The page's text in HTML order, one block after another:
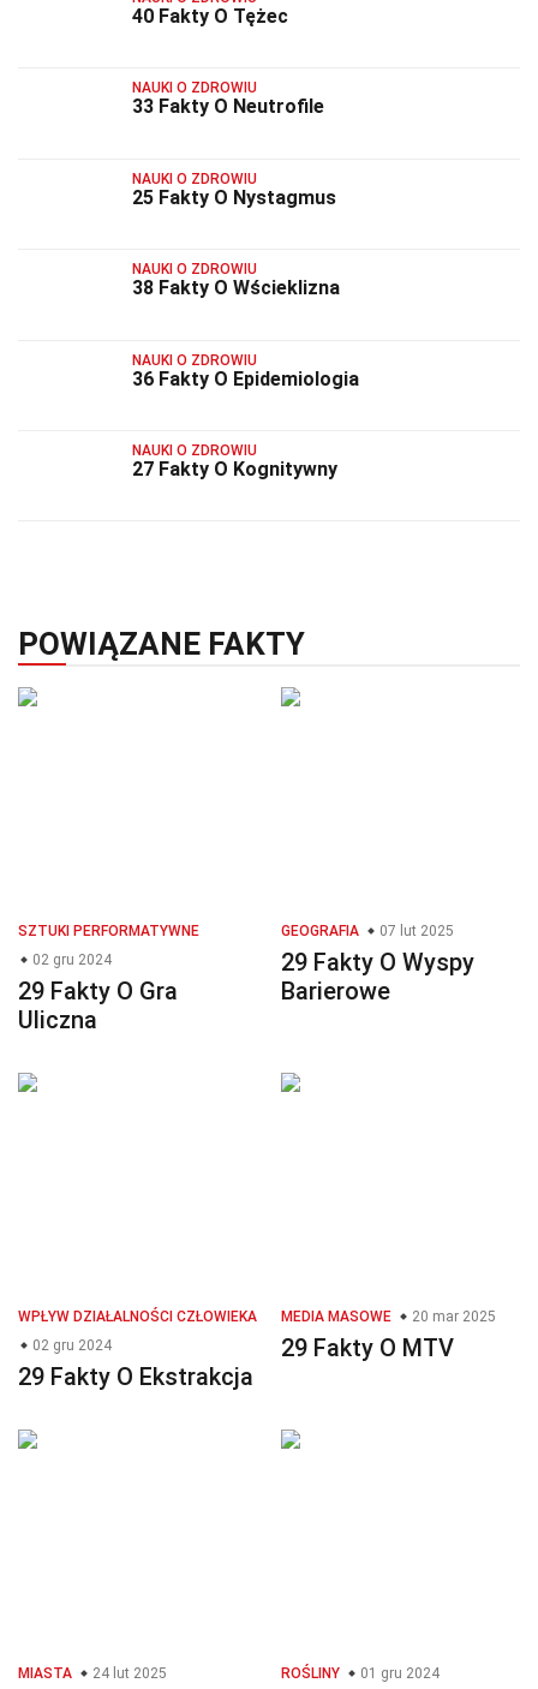
40 Fakty O Tężec
NAUKI O ZDROWIU
33 Fakty O Neutrofile
NAUKI O ZDROWIU
25 Fakty O Nystagmus
NAUKI O ZDROWIU
38 Fakty O Wścieklizna
NAUKI O ZDROWIU
36 Fakty O Epidemiologia
NAUKI O ZDROWIU
27 Fakty O Kognitywny
POWIĄZANE FAKTY
SZTUKI PERFORMATYWNE
02 gru 2024
29 Fakty O Gra
Uliczna
GEOGRAFIA 07 lut 2025
29 Fakty O Wyspy
Barierowe
WPŁYW DZIAŁALNOŚCI CZŁOWIEKA
02 gru 2024
29 Fakty O Ekstrakcja
MEDIA MASOWE 20 mar 2025
29 Fakty O MTV
MIASTA 24 lut 2025 ROŚLINY 01 gru 2024